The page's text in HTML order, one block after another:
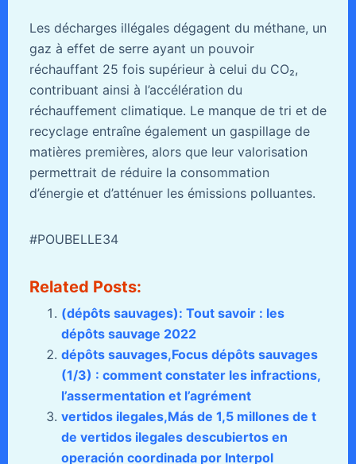
Les décharges illégales dégagent du méthane, un
gaz à effet de serre ayant un pouvoir
réchauffant 25 fois supérieur à celui du CO₂,
contribuant ainsi à l’accélération du
réchauffement climatique. Le manque de tri et de
recyclage entraîne également un gaspillage de
matières premières, alors que leur valorisation
permettrait de réduire la consommation
d’énergie et d’atténuer les émissions polluantes.
#POUBELLE34
Related Posts:
(dépôts sauvages): Tout savoir : les
dépôts sauvage 2022
dépôts sauvages,Focus dépôts sauvages
(1/3) : comment constater les infractions,
l’assermentation et l’agrément
vertidos ilegales,Más de 1,5 millones de t
de vertidos ilegales descubiertos en
operación coordinada por Interpol